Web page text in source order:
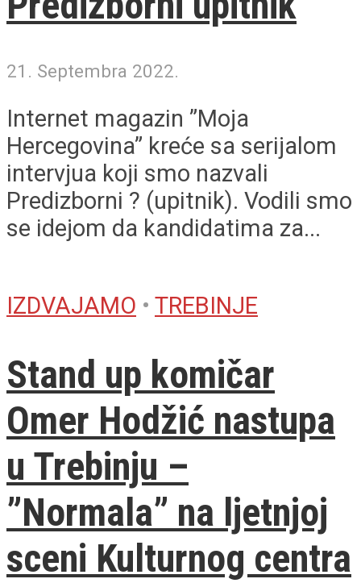
21. Septembra 2022.
Internet magazin ”Moja
Hercegovina” kreće sa serijalom
intervjua koji smo nazvali
Predizborni ? (upitnik). Vodili smo
se idejom da kandidatima za...
IZDVAJAMO • TREBINJE
Stand up komičar
Omer Hodžić nastupa
u Trebinju –
”Normala” na ljetnjoj
sceni Kulturnog centra